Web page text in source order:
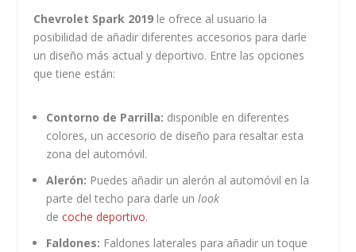
Chevrolet Spark 2019 le ofrece al usuario la
posibilidad de añadir diferentes accesorios para darle
un diseño más actual y deportivo. Entre las opciones
que tiene están:
Contorno de Parrilla: disponible en diferentes
colores, un accesorio de diseño para resaltar esta
zona del automóvil.
Alerón: Puedes añadir un alerón al automóvil en la
parte del techo para darle unlook
decoche deportivo.
Faldones: Faldones laterales para añadir un toque